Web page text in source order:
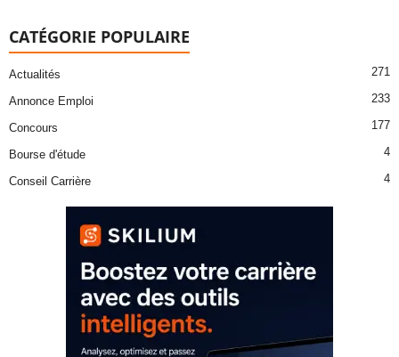
CATÉGORIE POPULAIRE
Actualités 271
Annonce Emploi 233
Concours 177
Bourse d'étude 4
Conseil Carrière 4